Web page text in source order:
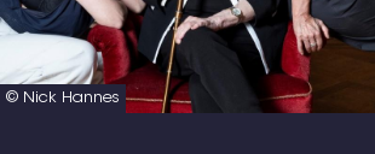
© Nick Hannes